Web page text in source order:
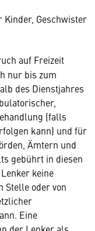
Kinder, Geschwister
auf Freizeit
nur bis zum
des Dienstjahres
(falls
kann) und für
Ämtern und
gebührt in diesen
keine
Stelle oder von
Eine